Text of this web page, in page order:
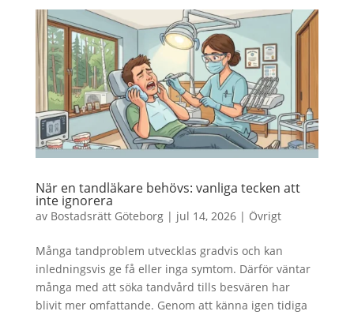
När en tandläkare behövs: vanliga tecken att
inte ignorera
av Bostadsrätt Göteborg| jul 14, 2026| Övrigt
Många tandproblem utvecklas gradvis och kan
inledningsvis ge få eller inga symtom. Därför väntar
många med att söka tandvård tills besvären har
blivit mer omfattande. Genom att känna igen tidiga